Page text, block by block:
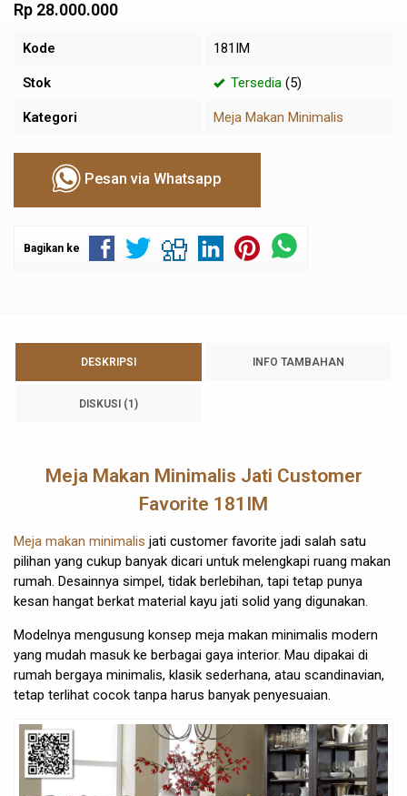
Rp 28.000.000
Kode 181IM
Stok Tersedia (5)
Kategori Meja Makan Minimalis
Pesan via Whatsapp
Bagikan ke
DESKRIPSI INFO TAMBAHAN
DISKUSI (1)
Meja Makan Minimalis Jati Customer
Favorite 181IM
Meja makan minimalis jati customer favorite jadi salah satu
pilihan yang cukup banyak dicari untuk melengkapi ruang makan
rumah. Desainnya simpel, tidak berlebihan, tapi tetap punya
kesan hangat berkat material kayu jati solid yang digunakan.
Modelnya mengusung konsep meja makan minimalis modern
yang mudah masuk ke berbagai gaya interior. Mau dipakai di
rumah bergaya minimalis, klasik sederhana, atau scandinavian,
tetap terlihat cocok tanpa harus banyak penyesuaian.